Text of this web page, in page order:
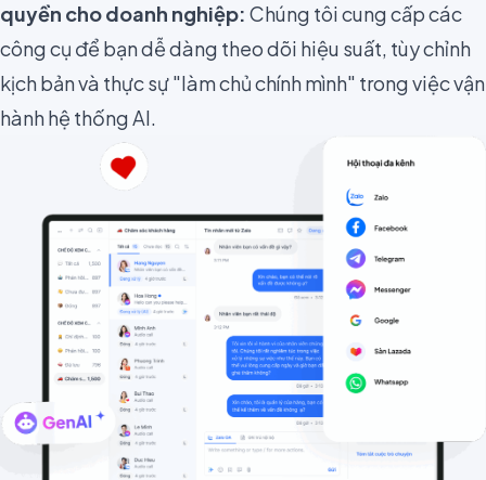
quyền cho doanh nghiệp: Chúng tôi cung cấp các
công cụ để bạn dễ dàng theo dõi hiệu suất, tùy chỉnh
kịch bản và thực sự "làm chủ chính mình" trong việc vận
hành hệ thống AI.